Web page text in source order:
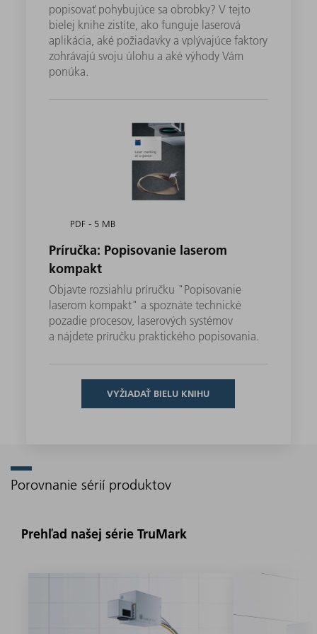
popisovať pohybujúce sa obrobky? V tejto
bielej knihe zistíte, ako funguje laserová
aplikácia, aké požiadavky a vplývajúce faktory
zohrávajú svoju úlohu a aké výhody Vám
ponúka.
PDF - 5 MB
Príručka: Popisovanie laserom
kompakt
Objavte rozsiahlu príručku "Popisovanie
laserom kompakt" a spoznáte technické
pozadie procesov, laserových systémov
a nájdete príručku praktického popisovania.
VYŽIADAŤ BIELU KNIHU
Porovnanie sérií produktov
Prehľad našej série TruMark